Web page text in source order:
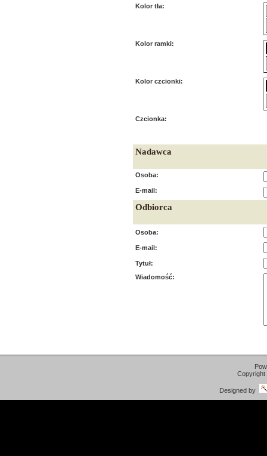
Kolor tła:
Kolor ramki:
Kolor czcionki:
Czcionka:
Nadawca
Osoba:
E-mail:
Odbiorca
Osoba:
E-mail:
Tytuł:
Wiadomość:
Designed by